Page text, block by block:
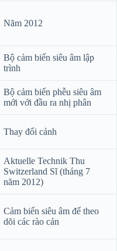
Năm 2012
Bộ cảm biến siêu âm lập
trình
Bộ cảm biến phễu siêu âm
mới với đầu ra nhị phân
Thay đổi cảnh
Aktuelle Technik Thu
Switzerland Sĩ (tháng 7
năm 2012)
Cảm biến siêu âm để theo
dõi các rào cản